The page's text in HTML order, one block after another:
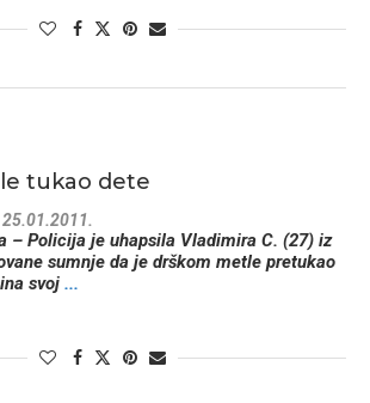
tukao dete
25.01.2011.
– Policija je uhapsila Vladimira C. (27) iz
sumnje da je drškom metle pretukao
svoj ...